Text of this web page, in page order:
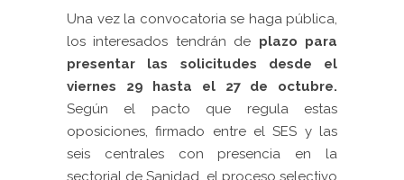
Una vez la convocatoria se haga pública,
los interesados tendrán de plazo para
presentar las solicitudes desde el
viernes 29 hasta el 27 de octubre.
Según el pacto que regula estas
oposiciones, firmado entre el SES y las
seis centrales con presencia en la
sectorial de Sanidad, el proceso selectivo